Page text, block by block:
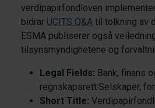
verdipapirfondloven
bidrar UCITS Q&A til tolkning av
ESMA publiserer også
tilsynsmyndighetene og
Legal Fields: Bank, finans
regnskapsrett:Selskaper,
Short Title: